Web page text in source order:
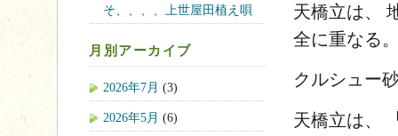
天橋立は、
全に重なる
クルシュー
天橋立は、
そ、、、、上世屋田植え唄
月別アーカイブ
2026年7月 (3)
2026年5月 (6)